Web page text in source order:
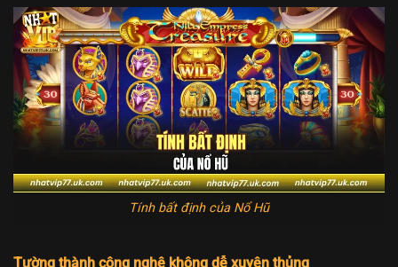
Tính bất định của Nổ Hũ
Tường thành công nghệ không dễ xuyên thủng